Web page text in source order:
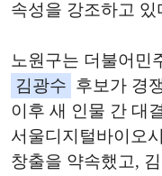
속성을 강조하고 있
노원구는 더불어민
김광수 후보가 경
이후 새 인물 간 대
서울디지털바이오
창출을 약속했고,